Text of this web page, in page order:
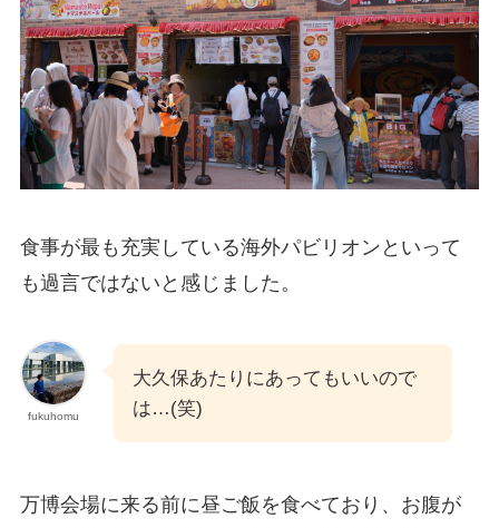
食事が最も充実している海外パビリオンといって
も過言ではないと感じました。
fukuhomu
大久保あたりにあってもいいので
は…(笑)
万博会場に来る前に昼ご飯を食べており、お腹が